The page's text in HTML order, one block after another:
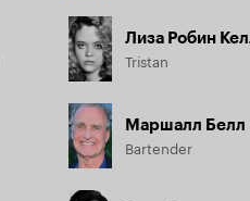
Лиза Робин
Tristan
Маршалл Белл
Bartender